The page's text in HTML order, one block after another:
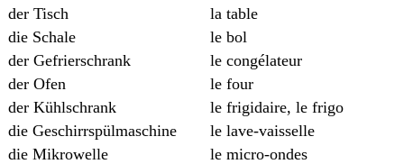
der Tisch
la table
die Schale
le bol
der Gefrierschrank
le congélateur
der Ofen
le four
der Kühlschrank
le frigidaire, le frigo
die Geschirrspülmaschine
le lave-vaisselle
die Mikrowelle
le micro-ondes